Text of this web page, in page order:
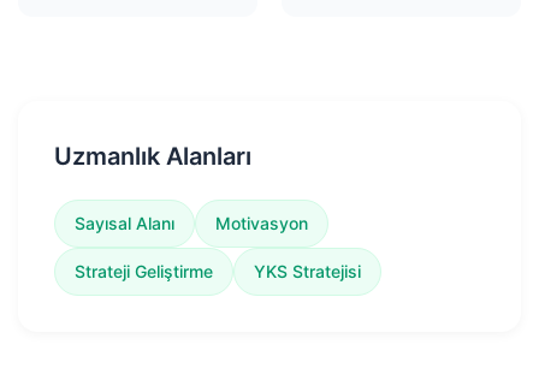
Uzmanlık Alanları
Sayısal Alanı Motivasyon
Strateji Geliştirme YKS Stratejisi